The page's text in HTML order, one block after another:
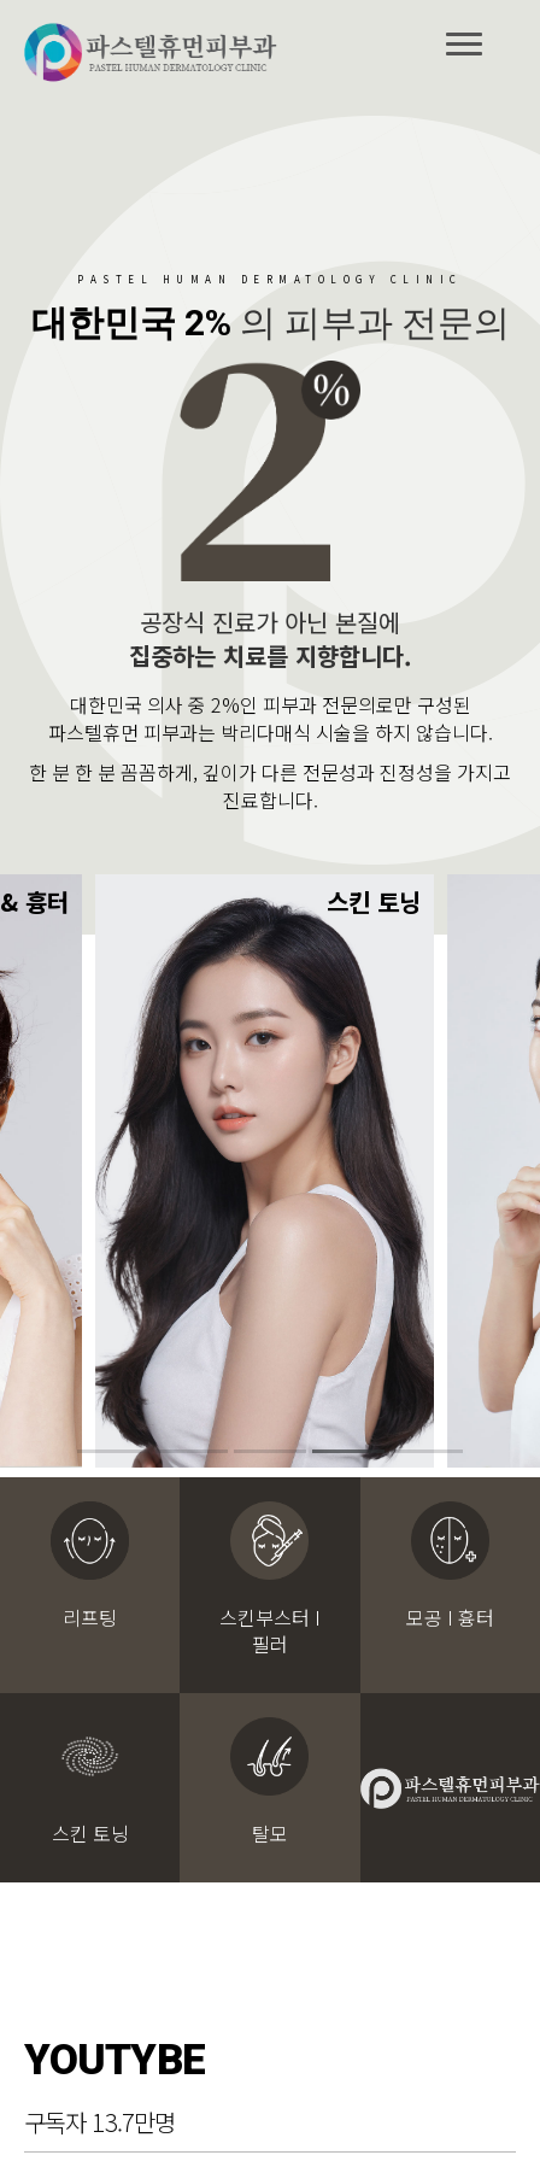
PASTEL HUMAN DERMATOLOGY CLINIC
대한민국 2% 의 피부과 전문의
공장식 진료가 아닌 본질에
집중하는 치료를 지향합니다.
대한민국 의사 중 2%인 피부과 전문의로만 구성된
파스텔휴먼 피부과는 박리다매식 시술을 하지 않습니다.
한 분 한 분 꼼꼼하게, 깊이가 다른 전문성과 진정성을 가지고
진료합니다.
흉터 스킨 토닝
리프팅
스킨부스터 I
필러
모공 I 흉터
스킨 토닝 탈모
YOUTYBE
구독자 13.7만명